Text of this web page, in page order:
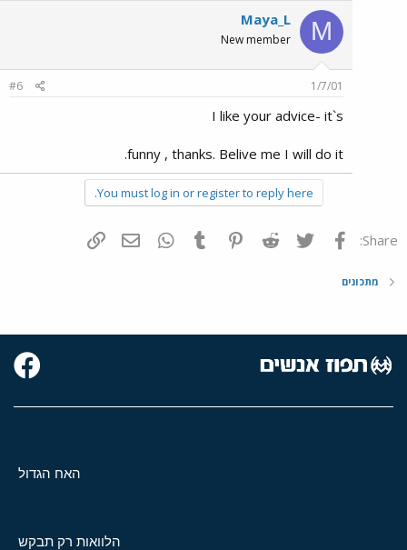
M
Maya_L
New member
1/7/01
#6
I like your advice- it`s
funny , thanks. Belive me I will do it.
You must log in or register to reply here.
Share: פייסבוק Twitter
Reddit
Pinterest
Tumblr
WhatsAppדואר אלקטרוני
מתכונים
האח הגדול
הלוואות רק תבקש